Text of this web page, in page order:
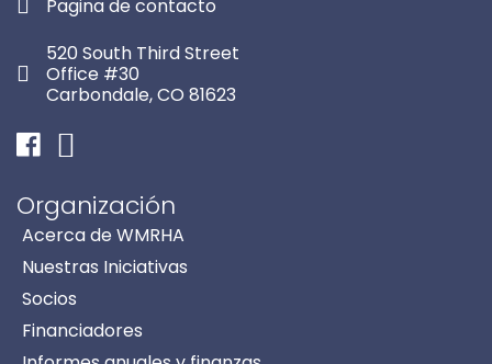
Pagina de contacto
520 South Third Street
Office #30
Carbondale, CO 81623
FacebookInstagram
Organización
Acerca de WMRHA
Nuestras Iniciativas
Socios
Financiadores